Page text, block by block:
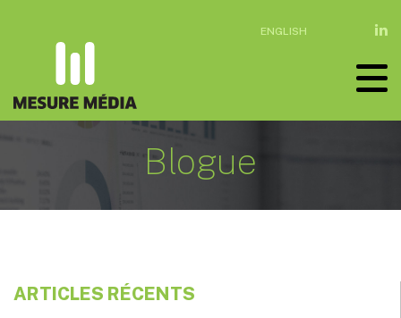
ENGLISH
Blogue
ARTICLES RÉCENTS